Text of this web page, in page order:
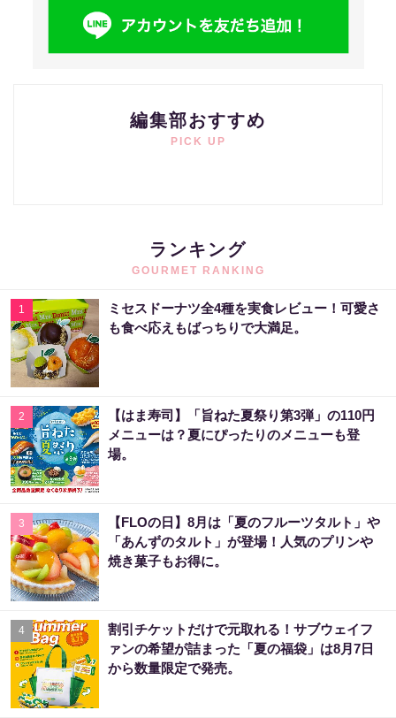
編集部おすすめ
PICK UP
ランキング
GOURMET RANKING
1
ミセスドーナツ全4種を実食レビュー！可愛さ
も食べ応えもばっちりで大満足。
2
【はま寿司】「旨ねた夏祭り第3弾」の110円
メニューは？夏にぴったりのメニューも登
場。
3
【FLOの日】8月は「夏のフルーツタルト」や
「あんずのタルト」が登場！人気のプリンや
焼き菓子もお得に。
4
割引チケットだけで元取れる！サブウェイフ
ァンの希望が詰まった「夏の福袋」は8月7日
から数量限定で発売。